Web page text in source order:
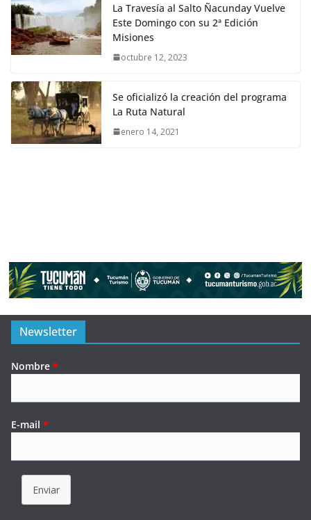
La Travesía al Salto Ñacunday Vuelve
Este Domingo con su 2ª Edición
Misiones
octubre 12, 2023
Se oficializó la creación del programa
La Ruta Natural
enero 14, 2021
Newsletter
Nombre *
E-mail *
Enviar